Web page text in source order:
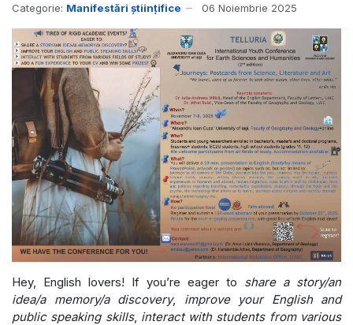
Categorie: Manifestări științifice 06 Noiembrie 2025
Hey, English lovers! If you’re eager to share a story/an
idea/a memory/a discovery, improve your English and
public speaking skills, interact with students from various